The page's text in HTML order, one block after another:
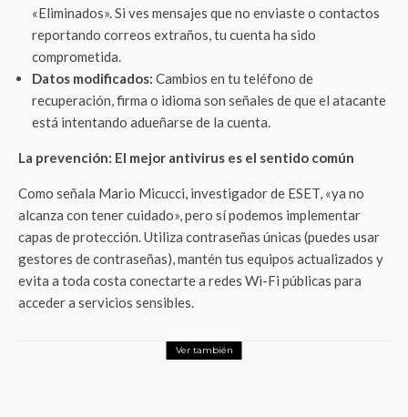
«Eliminados». Si ves mensajes que no enviaste o contactos
reportando correos extraños, tu cuenta ha sido
comprometida.
Datos modificados: Cambios en tu teléfono de
recuperación, firma o idioma son señales de que el atacante
está intentando adueñarse de la cuenta.
La prevención: El mejor antivirus es el sentido común
Como señala Mario Micucci, investigador de ESET, «ya no
alcanza con tener cuidado», pero sí podemos implementar
capas de protección. Utiliza contraseñas únicas (puedes usar
gestores de contraseñas), mantén tus equipos actualizados y
evita a toda costa conectarte a redes Wi-Fi públicas para
acceder a servicios sensibles.
Ver también